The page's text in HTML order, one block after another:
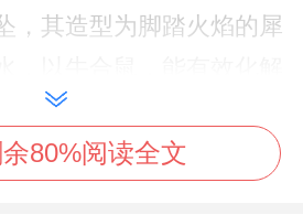
，其造型为脚踏火焰的犀
能量，守护整年平安。
性2026年婚姻运势详细
80%阅读全文